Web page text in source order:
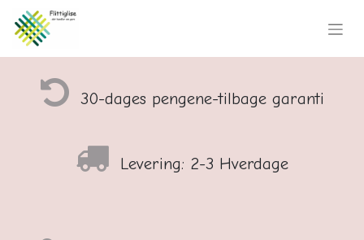
30-dages pengene-tilbage garanti
Levering: 2-3 Hverdage